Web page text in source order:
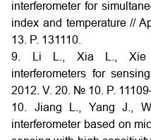
interferometer for
index and temperature //
13. P. 131110.
9. Li L., Xia L., Xie
interferometers for
2012. V. 20. № 10. P.
10. Jiang L., Yang J.,
interferometer based on